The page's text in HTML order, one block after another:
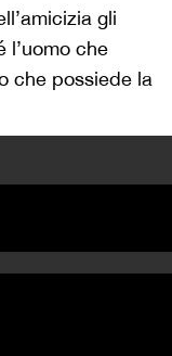
gli
che
che possiede la